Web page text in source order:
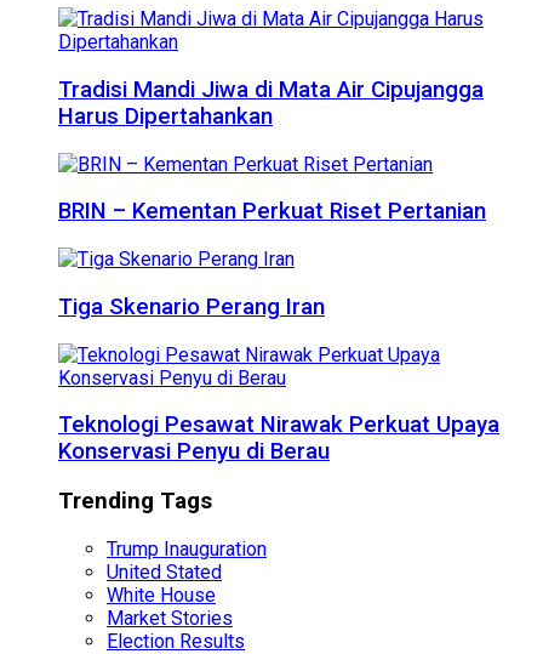
Tradisi Mandi Jiwa di Mata Air Cipujangga
Harus Dipertahankan
BRIN – Kementan Perkuat Riset Pertanian
Tiga Skenario Perang Iran
Teknologi Pesawat Nirawak Perkuat Upaya
Konservasi Penyu di Berau
Trending Tags
Trump Inauguration
United Stated
White House
Market Stories
Election Results